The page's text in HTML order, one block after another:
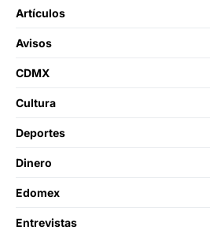
Artículos
Avisos
CDMX
Cultura
Deportes
Dinero
Edomex
Entrevistas